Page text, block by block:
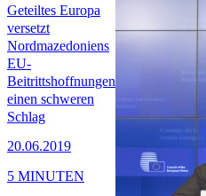
Geteiltes Europa
versetzt
Nordmazedoniens
EU-
Beitrittshoffnungen
einen schweren
Schlag
20.06.2019
5 MINUTEN